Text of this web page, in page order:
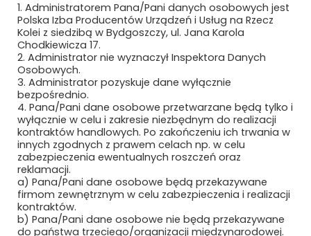
MAK UBEZPIECZENIA SP. Z O.O.
MAŁE ŻURAWIE
MANKIEWICZ LAKIERY PRZEMYSŁOWE SP.
Z O.O. I S.K.
MASCORT USZCZELNIENIA
MAXIMUS PIOTR MAKSYMÓW
MAXTO TECHNOLOGY SPÓŁKA Z O.O.
MCMET SP. Z O.O.
MCPOLSKA.PL SP. Z O.O. SP.K.
1. Administratorem Pana/Pani danych osobowych jest
Polska Izba Producentów Urządzeń i Usług na Rzecz
Kolei z siedzibą w Bydgoszczy, ul. Jana Karola
Chodkiewicza 17.
2. Administrator nie wyznaczył Inspektora Danych
Osobowych.
3. Administrator pozyskuje dane wyłącznie
bezpośrednio.
4. Pana/Pani dane osobowe przetwarzane będą tylko i
wyłącznie w celu i zakresie niezbędnym do realizacji
kontraktów handlowych. Po zakończeniu ich trwania w
innych zgodnych z prawem celach np. w celu
zabezpieczenia ewentualnych roszczeń oraz
reklamacji.
a) Pana/Pani dane osobowe będą przekazywane
firmom zewnętrznym w celu zabezpieczenia i realizacji
kontraktów.
b) Pana/Pani dane osobowe nie będą przekazywane
do państwa trzeciego/organizacji międzynarodowej.